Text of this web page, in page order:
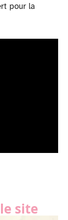
pour la
site